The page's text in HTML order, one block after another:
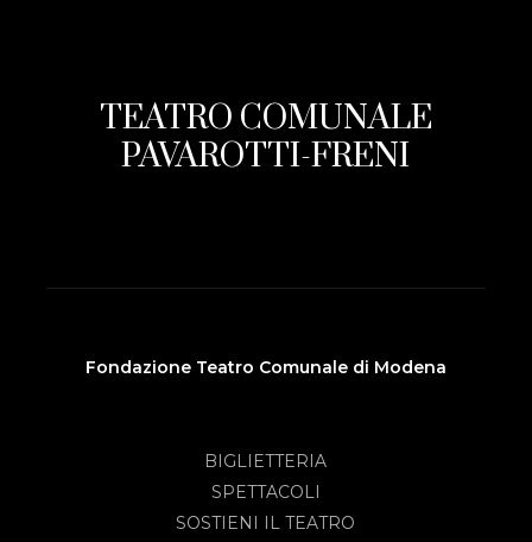
TEATRO COMUNALE
PAVAROTTI-FRENI
Fondazione Teatro Comunale di Modena
BIGLIETTERIA
SPETTACOLI
SOSTIENI IL TEATRO